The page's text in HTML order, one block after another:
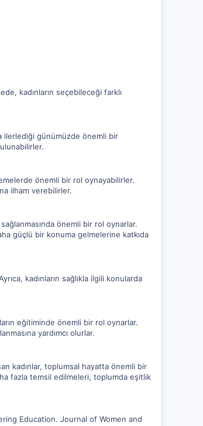
kadınların seçebileceği farklı
ilerlediği günümüzde önemli bir
önemli bir rol oynayabilirler.
ilham verebilirler.
önemli bir rol oynarlar.
güçlü bir konuma gelmelerine katkıda
kadınların sağlıkla ilgili konularda
eğitiminde önemli bir rol oynarlar.
yardımcı olurlar.
kadınlar, toplumsal hayatta önemli bir
fazla temsil edilmeleri, toplumda eşitlik
Education. Journal of Women and